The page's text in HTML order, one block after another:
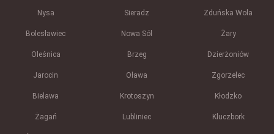
Nysa Sieradz Zduńska Wola
Bolesławiec Nowa Sól Żary
Oleśnica Brzeg Dzierżoniów
Jarocin Oława Zgorzelec
Bielawa Krotoszyn Kłodzko
Żagań Lubliniec Kluczbork